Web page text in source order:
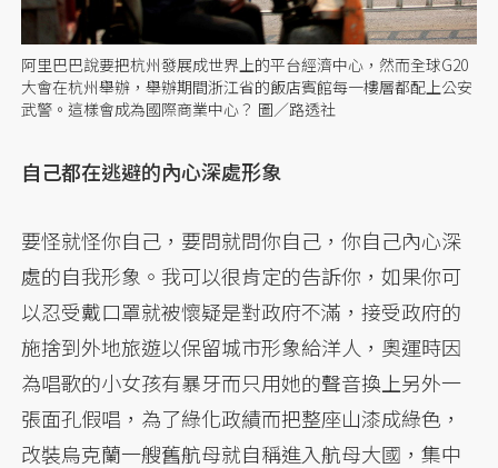
阿里巴巴說要把杭州發展成世界上的平台經濟中心，然而全球G20
大會在杭州舉辦，舉辦期間浙江省的飯店賓館每一樓層都配上公安
武警。這樣會成為國際商業中心？ 圖／路透社
自己都在逃避的內心深處形象
要怪就怪你自己，要問就問你自己，你自己內心深
處的自我形象。我可以很肯定的告訴你，如果你可
以忍受戴口罩就被懷疑是對政府不滿，接受政府的
施捨到外地旅遊以保留城市形象給洋人，奧運時因
為唱歌的小女孩有暴牙而只用她的聲音換上另外一
張面孔假唱，為了綠化政績而把整座山漆成綠色，
改裝烏克蘭一艘舊航母就自稱進入航母大國，集中